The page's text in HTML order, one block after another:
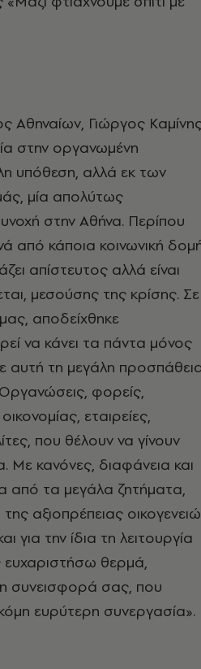
Αθηναίων, Γιώργος
στην οργανωμένη
υπόθεση, αλλά εκ των
μία απολύτως
στην Αθήνα. Περίπου
από κάποια κοινωνική
απίστευτος αλλά είναι
μεσούσης της κρίσης. Σε
αποδείχθηκε
να κάνει τα πάντα μόνος
αυτή τη μεγάλη
φορείς,
εταιρείες,
που θέλουν να γίνουν
Με κανόνες, διαφάνεια και
από τα μεγάλα ζητήματα,
αξιοπρέπειας
για την ίδια τη λειτουργία
θερμά,
συνεισφορά σας, που
ευρύτερη συνεργασία».